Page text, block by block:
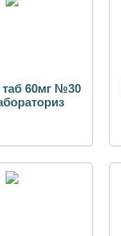
таб 60мг №30